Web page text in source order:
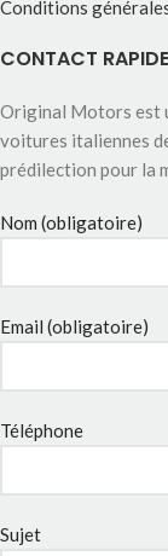
Conditions
CONTACT RAPIDE
Original Motors est
voitures italiennes
prédilection pour la
Nom (obligatoire)
Email (obligatoire)
Téléphone
Sujet